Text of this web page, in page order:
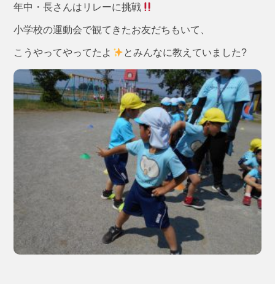
年中・長さんはリレーに挑戦
小学校の運動会で観てきたお友だちもいて、
こうやってやってたよ とみんなに教えていました?